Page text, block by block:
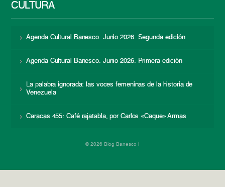
CULTURA
Agenda Cultural Banesco. Junio 2026. Segunda edición
Agenda Cultural Banesco. Junio 2026. Primera edición
La palabra ignorada: las voces femeninas de la historia de
Venezuela
Caracas 455: Café rajatabla, por Carlos «Caque» Armas
© 2026 Blog Banesco |